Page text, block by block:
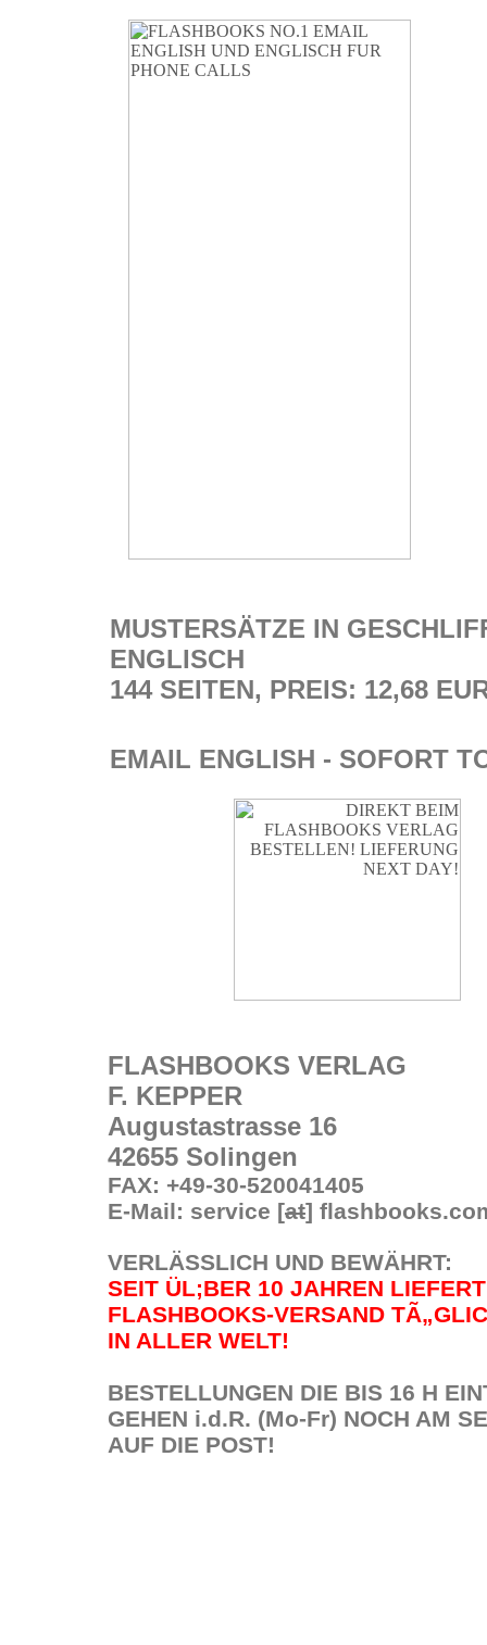
MUSTERSÄTZE IN
ENGLISCH
144 SEITEN, PREIS: 12,68
EMAIL ENGLISH - SOFORT
FLASHBOOKS VERLAG
F. KEPPER
Augustastrasse 16
42655 Solingen
FAX: +49-30-520041405
E-Mail: service [at]
VERLÄSSLICH UND BEWÄHRT:
SEIT ÜL;BER 10 JAHREN
FLASHBOOKS-VERSAND
IN ALLER WELT!
BESTELLUNGEN DIE BIS 16 H
GEHEN i.d.R. (Mo-Fr) NOCH AM
AUF DIE POST!